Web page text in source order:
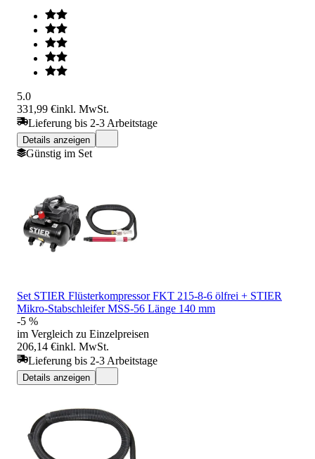
5.0
331,99 €inkl. MwSt.
Lieferung bis 2-3 Arbeitstage
Details anzeigen
Günstig im Set
Set STIER Flüsterkompressor FKT 215-8-6 ölfrei + STIER
Mikro-Stabschleifer MSS-56 Länge 140 mm
-5 %
im Vergleich zu Einzelpreisen
206,14 €inkl. MwSt.
Lieferung bis 2-3 Arbeitstage
Details anzeigen